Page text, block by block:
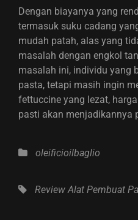
Dengan biayanya yang
termasuk suku cadang
mudah patah, alas yang
masalah dengan engkol
masalah ini, individu yang
pasta, tetapi masih ingin
fettuccine yang lezat,
pasti akan menjadikannya
Categories
oleificioilbaglio
Tags,Review Alat Pembuat